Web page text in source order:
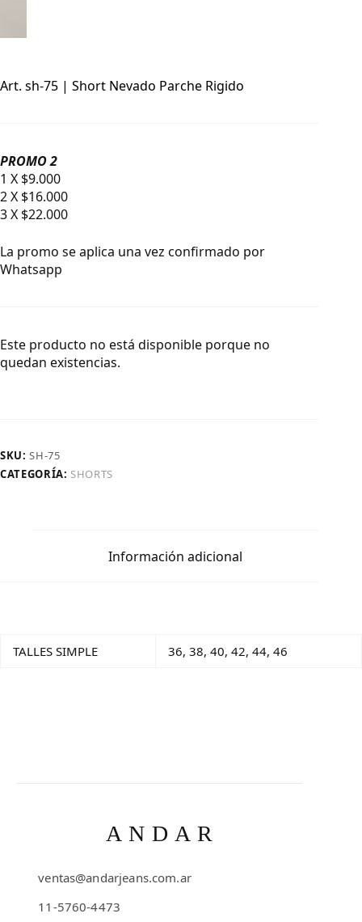
Art. sh-75 | Short Nevado Parche Rigido
PROMO 2
1 X $9.000
2 X $16.000
3 X $22.000
La promo se aplica una vez confirmado por
Whatsapp
Este producto no está disponible porque no
quedan existencias.
SKU:SH-75
CATEGORÍA: SHORTS
Información adicional
TALLES SIMPLE 36, 38, 40, 42, 44, 46
ANDAR
ventas@andarjeans.com.ar
11-5760-4473